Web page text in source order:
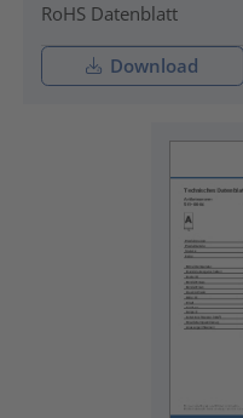
RoHS Datenblatt
Download